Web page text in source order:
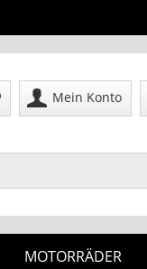
Mein Konto
MOTORRÄDER